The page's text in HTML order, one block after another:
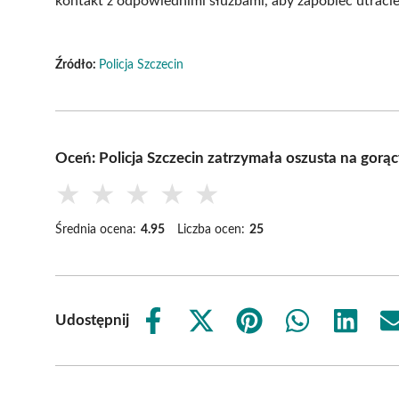
Źródło: Policja Szczecin
Oceń: Policja Szczecin zatrzymała oszusta na
★ ★ ★ ★ ★
Średnia ocena: 4.95 Liczba ocen: 25
Udostępnij
Share
Share
(Twitter)
Share
Share
Share